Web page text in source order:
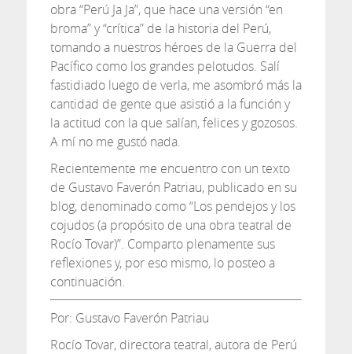
obra “Perú Ja Ja”, que hace una versión “en
broma” y “crítica” de la historia del Perú,
tomando a nuestros héroes de la Guerra del
Pacífico como los grandes pelotudos. Salí
fastidiado luego de verla, me asombró más la
cantidad de gente que asistió a la función y
la actitud con la que salían, felices y gozosos.
A mí no me gustó nada.
Recientemente me encuentro con un texto
de Gustavo Faverón Patriau, publicado en su
blog, denominado como “Los pendejos y los
cojudos (a propósito de una obra teatral de
Rocío Tovar)”. Comparto plenamente sus
reflexiones y, por eso mismo, lo posteo a
continuación.
Por: Gustavo Faverón Patriau
Rocío Tovar, directora teatral, autora de Perú